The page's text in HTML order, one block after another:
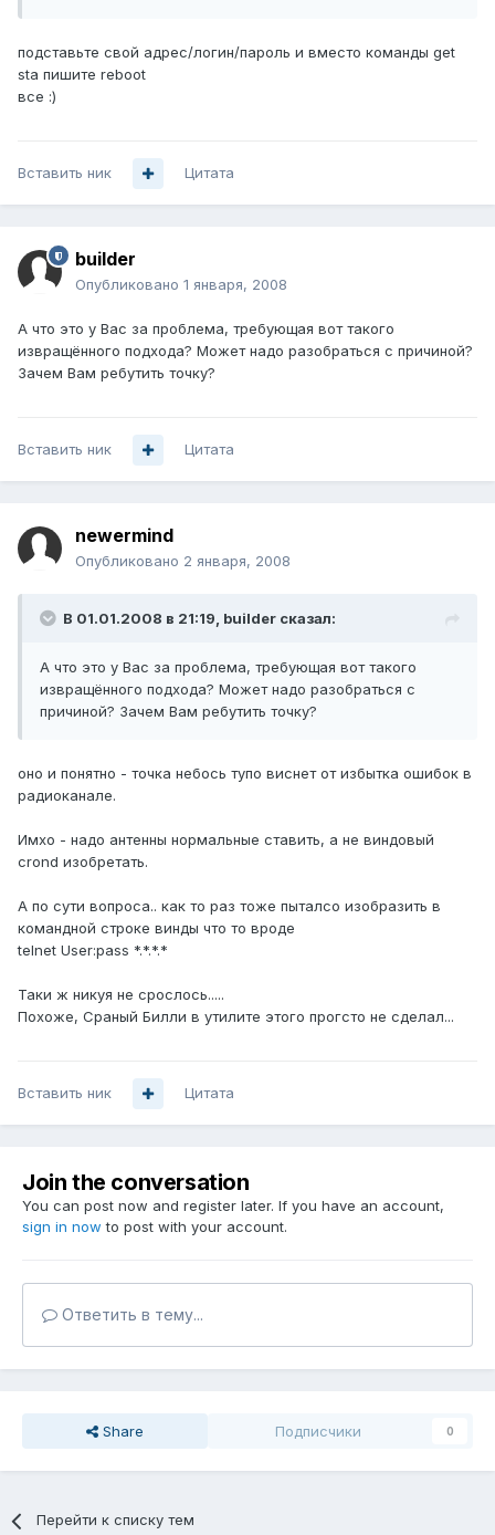
подставьте свой адрес/логин/пароль и вместо команды get
sta пишите reboot
все :)
Вставить ник Цитата
builder
Опубликовано 1 января, 2008
А что это у Вас за проблема, требующая вот такого
извращённого подхода? Может надо разобраться с причиной?
Зачем Вам ребутить точку?
Вставить ник Цитата
newermind
Опубликовано 2 января, 2008
В 01.01.2008 в 21:19, builder сказал:
А что это у Вас за проблема, требующая вот такого
извращённого подхода? Может надо разобраться с
причиной? Зачем Вам ребутить точку?
оно и понятно - точка небось тупо виснет от избытка ошибок в
радиоканале.
Имхо - надо антенны нормальные ставить, а не виндовый
crond изобретать.
А по сути вопроса.. как то раз тоже пыталсо изобразить в
командной строке винды что то вроде
telnet User:pass *.*.*.*
Таки ж никуя не срослось.....
Похоже, Сраный Билли в утилите этого прогсто не сделал...
Вставить ник Цитата
Join the conversation
You can post now and register later. If you have an account,
sign in now to post with your account.
Ответить в тему...
Share Подписчики 0
Перейти к списку тем